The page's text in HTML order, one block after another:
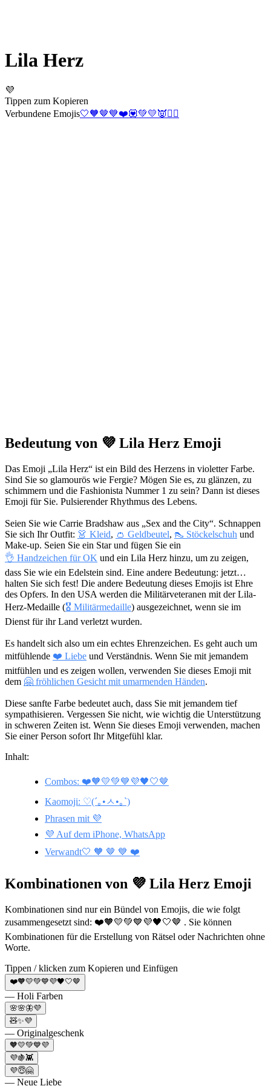
Lila Herz
💜
Tippen zum Kopieren
Verbundene Emojis🤍🧡🤎💙❤️💟💚💛👿❤️‍🔥
Bedeutung von 💜 Lila Herz Emoji
Das Emoji „Lila Herz“ ist ein Bild des Herzens in violetter Farbe.
Sind Sie so glamourös wie Fergie? Mögen Sie es, zu glänzen, zu
schimmern und die Fashionista Nummer 1 zu sein? Dann ist dieses
Emoji für Sie. Pulsierender Rhythmus des Lebens.
Seien Sie wie Carrie Bradshaw aus „Sex and the City“. Schnappen
Sie sich Ihr Outfit: 👗 Kleid, 👛 Geldbeutel, 👠 Stöckelschuh und
Make-up. Seien Sie ein Star und fügen Sie ein
👌 Handzeichen für OK und ein Lila Herz hinzu, um zu zeigen,
dass Sie wie ein Edelstein sind. Eine andere Bedeutung: jetzt…
halten Sie sich fest! Die andere Bedeutung dieses Emojis ist Ehre
des Opfers. In den USA werden die Militärveteranen mit der Lila-
Herz-Medaille (🎖 Militärmedaille) ausgezeichnet, wenn sie im
Dienst für ihr Land verletzt wurden.
Es handelt sich also um ein echtes Ehrenzeichen. Es geht auch um
mitfühlende ❤️ Liebe und Verständnis. Wenn Sie mit jemandem
mitfühlen und es zeigen wollen, verwenden Sie dieses Emoji mit
dem 🤗 fröhlichen Gesicht mit umarmenden Händen.
Diese sanfte Farbe bedeutet auch, dass Sie mit jemandem tief
sympathisieren. Vergessen Sie nicht, wie wichtig die Unterstützung
in schweren Zeiten ist. Wenn Sie dieses Emoji verwenden, machen
Sie einer Person sofort Ihr Mitgefühl klar.
Inhalt:
Combos: ❤️🧡💛💚💙💜🖤🤍🤎
Kaomoji: ♡(´｡•ㅅ•｡`)
Phrasen mit 💜
💜 Auf dem iPhone, WhatsApp
Verwandt🤍 🧡 🤎 💙 ❤️
Kombinationen von 💜 Lila Herz Emoji
Kombinationen sind nur ein Bündel von Emojis, die wie folgt
zusammengesetzt sind: ❤️🧡💛💚💙💜🖤🤍🤎 . Sie können
Kombinationen für die Erstellung von Rätsel oder Nachrichten ohne
Worte.
Tippen / klicken zum Kopieren und Einfügen
❤️🧡💛💚💙💜🖤🤍🤎
— Holi Farben
🌸🌸🦋💜
🧸✨💜
— Originalgeschenk
🧡💛💚💙💜
💜🍇👾
💜😇🤗
— Neue Liebe